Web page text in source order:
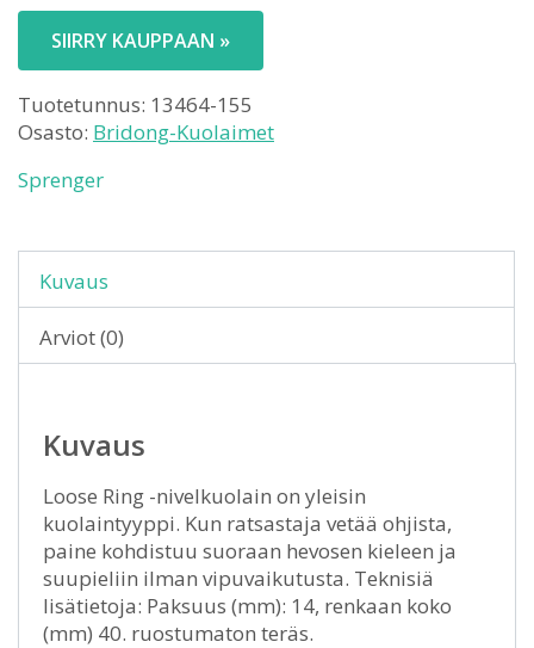
SIIRRY KAUPPAAN »
Tuotetunnus: 13464-155
Osasto: Bridong-Kuolaimet
Sprenger
Kuvaus
Arviot (0)
Kuvaus
Loose Ring -nivelkuolain on yleisin
kuolaintyyppi. Kun ratsastaja vetää ohjista,
paine kohdistuu suoraan hevosen kieleen ja
suupieliin ilman vipuvaikutusta. Teknisiä
lisätietoja: Paksuus (mm): 14, renkaan koko
(mm) 40. ruostumaton teräs.